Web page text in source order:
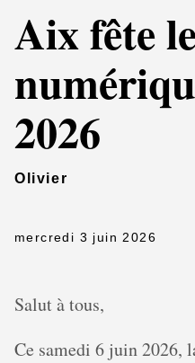
Aix fête
2026
Olivier
mercredi 3 juin 2026
Salut à tous,
Ce samedi 6 juin 2026,